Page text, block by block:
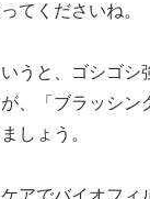
てくださいね。
いうと、ゴシゴシ
、「ブラッシン
しょう。